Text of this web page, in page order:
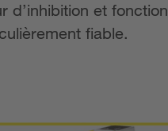
d’inhibition et
fiable.